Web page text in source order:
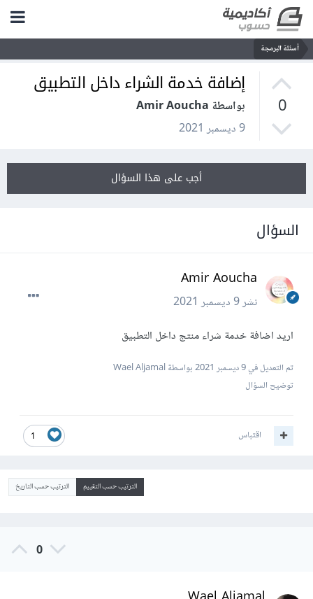
أسئلة البرمجة
0
إضافة خدمة الشراء داخل التطبيق
بواسطة Amir Aoucha
9 ديسمبر 2021
أجب على هذا السؤال
السؤال
Amir Aoucha
نشر9 ديسمبر 2021
اريد اضافة خدمة شراء منتج داخل التطبيق
تم التعديل في9 ديسمبر 2021
بواسطة Wael Aljamal
توضيح السؤال
1 اقتباس
الترتيب حسب التقييم الترتيب حسب التاريخ
0